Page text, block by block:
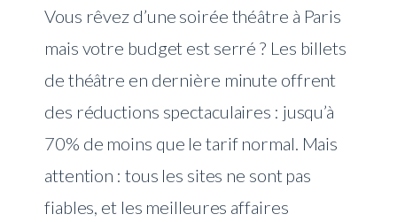
Vous rêvez d’une soirée théâtre à Paris
mais votre budget est serré ? Les billets
de théâtre en dernière minute offrent
des réductions spectaculaires : jusqu’à
70% de moins que le tarif normal. Mais
attention : tous les sites ne sont pas
fiables, et les meilleures affaires